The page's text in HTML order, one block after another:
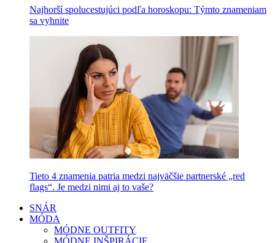
Najhorší spolucestujúci podľa horoskopu: Týmto znameniam
sa vyhnite
Tieto 4 znamenia patria medzi najväčšie partnerské „red
flags“. Je medzi nimi aj to vaše?
SNÁR
MÓDA
MÓDNE OUTFITY
MÓDNE INŠPIRÁCIE